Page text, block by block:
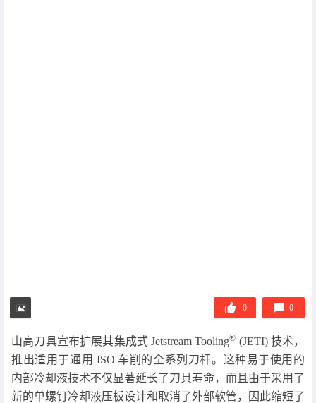
0 0
山高刀具宣布扩展其集成式 Jetstream Tooling® (JETI) 技术，
推出适用于通用 ISO 车削的全系列刀杆。这种易于使用的
内部冷却液技术不仅显著延长了刀具寿命，而且由于采用了
新的单螺钉冷却液压板设计和取消了外部软管，因此缩短了